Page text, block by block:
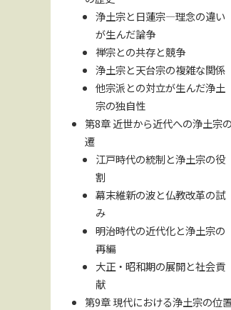
浄土宗と日蓮宗—理念の違い
が生んだ論争
禅宗との共存と競争
浄土宗と天台宗の複雑な関係
他宗派との対立が生んだ浄土
宗の独自性
第8章 近世から近代への浄土宗
遷
江戸時代の統制と浄土宗の役
割
幕末維新の波と仏教改革の試
み
明治時代の近代化と浄土宗の
再編
大正・昭和期の展開と社会貢
献
第9章 現代における浄土宗の位